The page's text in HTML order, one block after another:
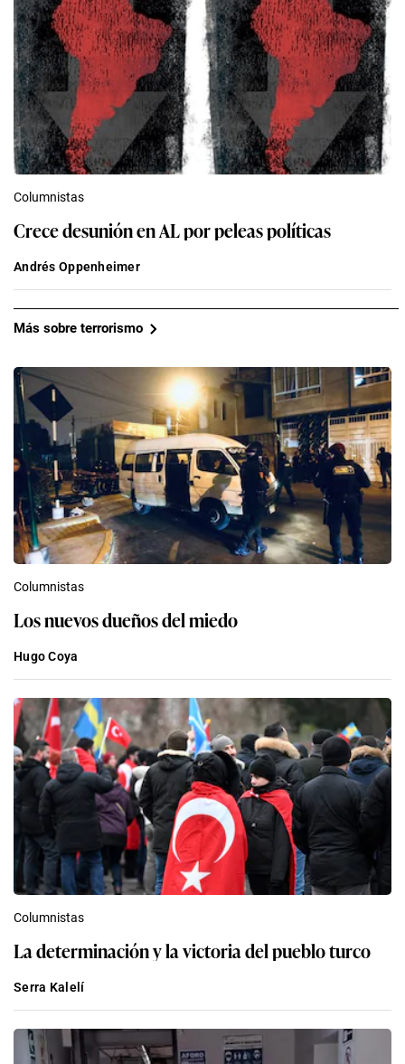
Columnistas
Crece desunión en AL por peleas políticas
Andrés Oppenheimer
Más sobre terrorismo
Columnistas
Los nuevos dueños del miedo
Hugo Coya
Columnistas
La determinación y la victoria del pueblo turco
Serra Kalelí